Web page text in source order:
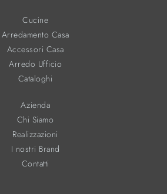
Cucine
Arredamento Casa
Accessori Casa
Arredo Ufficio
Cataloghi
Azienda
Chi Siamo
Realizzazioni
I nostri Brand
Contatti